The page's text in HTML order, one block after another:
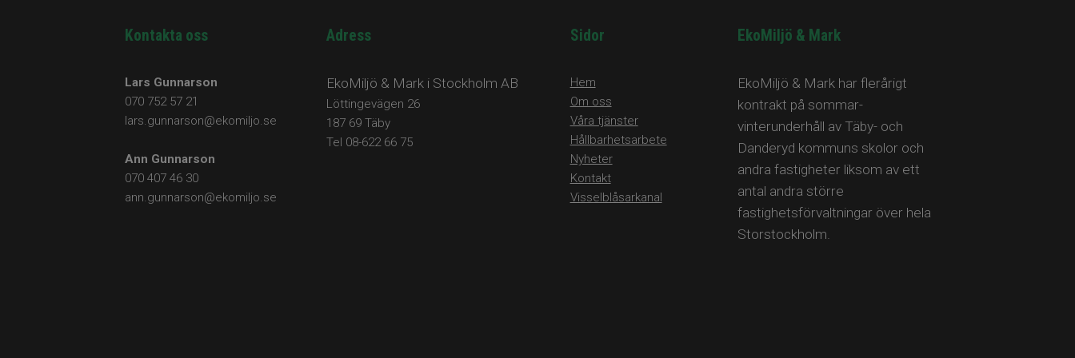
Kontakta oss
Lars Gunnarson
070 752 57 21
lars.gunnarson@ekomiljo.se
Ann Gunnarson
070 407 46 30
ann.gunnarson@ekomiljo.se​​​​​
Adress
EkoMiljö & Mark i Stockholm AB
Löttingevägen 26
187 69 Täby
Tel 08-622 66 75
Sidor​​​​​
Hem
Om oss
​​​​​​​Våra tjänster
​​​​​​​Hållbarhetsarbete
​​​​​​​Nyheter
Kontakt
Visselblåsarkanal
EkoMiljö & Mark​​​​
EkoMiljö & Mark har flerårigt
kontrakt på sommar-
vinterunderhåll av Täby- och
Danderyd kommuns skolor och
andra fastigheter liksom av ett
antal andra större
fastighetsförvaltningar över hela
Storstockholm.